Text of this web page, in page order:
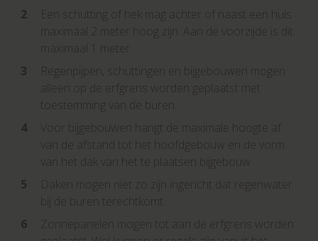
Maandag t/m vrijdag
09:00 - 16:00
Een schutting of hek mag achter of naast een huis
maximaal 2 meter hoog zijn. Aan de voorzijde is dit
maximaal 1 meter.
Regenpijpen, schuttingen en bijgebouwen mogen
alleen op de erfgrens worden geplaatst met
toestemming van de buren.
Voor bijgebouwen hangt de maximale hoogte af
van de afstand tot het hoofdgebouw en de vorm
van het dak van het te plaatsen bijgebouw
Daken mogen niet zo zijn ingericht dat regenwater
bij de buren terechtkomt.
Zonnepanelen mogen tot aan de erfgrens worden